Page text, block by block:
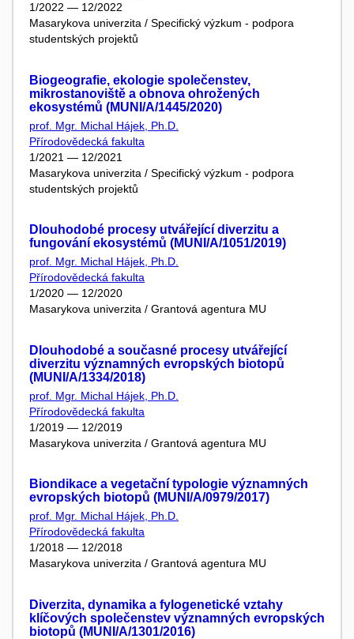
1/2022 — 12/2022
Masarykova univerzita / Specifický výzkum - podpora
studentských projektů
Biogeografie, ekologie společenstev,
mikrostanoviště a obnova ohrožených
ekosystémů (MUNI/A/1445/2020)
prof. Mgr. Michal Hájek, Ph.D.
Přírodovědecká fakulta
1/2021 — 12/2021
Masarykova univerzita / Specifický výzkum - podpora
studentských projektů
Dlouhodobé procesy utvářející diverzitu a
fungování ekosystémů (MUNI/A/1051/2019)
prof. Mgr. Michal Hájek, Ph.D.
Přírodovědecká fakulta
1/2020 — 12/2020
Masarykova univerzita / Grantová agentura MU
Dlouhodobé a současné procesy utvářející
diverzitu významných evropských biotopů
(MUNI/A/1334/2018)
prof. Mgr. Michal Hájek, Ph.D.
Přírodovědecká fakulta
1/2019 — 12/2019
Masarykova univerzita / Grantová agentura MU
Biondikace a vegetační typologie významných
evropských biotopů (MUNI/A/0979/2017)
prof. Mgr. Michal Hájek, Ph.D.
Přírodovědecká fakulta
1/2018 — 12/2018
Masarykova univerzita / Grantová agentura MU
Diverzita, dynamika a fylogenetické vztahy
klíčových společenstev významných evropských
biotopů (MUNI/A/1301/2016)